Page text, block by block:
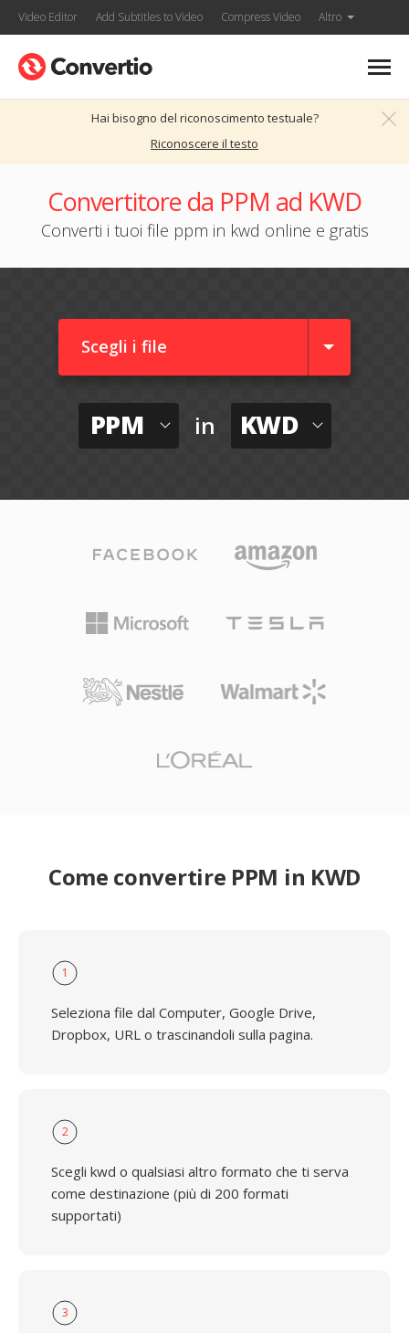
Video Editor Add Subtitles to Video Compress Video Altro
Hai bisogno del riconoscimento testuale?
Riconoscere il testo
Convertitore da PPM ad KWD
Converti i tuoi file ppm in kwd online e gratis
Scegli i file
PPM in KWD
Come convertire PPM in KWD
1
Seleziona file dal Computer, Google Drive,
Dropbox, URL o trascinandoli sulla pagina.
2
Scegli kwd o qualsiasi altro formato che ti serva
come destinazione (più di 200 formati
supportati)
3